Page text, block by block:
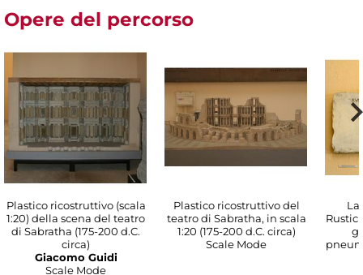
Opere del percorso
Plastico ricostruttivo (scala
1:20) della scena del teatro
di Sabratha (175-200 d.C.
circa)
Giacomo Guidi
Scale Mode
Plastico ricostruttivo del
teatro di Sabratha, in scala
1:20 (175-200 d.C. circa)
Scale Mode